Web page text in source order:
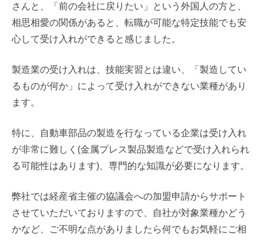
さんと、「前の会社に戻りたい」という外国人の方と、
相思相愛の関係があると、転職が可能な特定技能でも安
心して受け入れができると感じました。
製造業の受け入れは、技能実習とは違い、「製造してい
るものが何か」によって受け入れができない業種があり
ます。
特に、自動車部品の製造を行なっている企業は受け入れ
が非常に難しく(金属プレス製品製造などで受け入れられ
る可能性はあります)、専門的な知識が必要になります。
弊社では経産省主催の協議会への加盟申請からサポート
させていただいておりますので、自社が対象業種かどう
かなど、ご不明な点がありましたら何でもお気軽にご相